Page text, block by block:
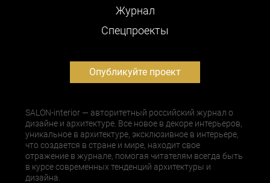
Журнал
Cпецпроекты
Опубликуйте проект
SALON-interior — авторитетный российский журнал о
дизайне и архитектуре. Все новое в декоре интерьеров,
уникальное в архитектуре, эксклюзивное в интерьере,
что создается в стране и мире, находит свое
отражение в журнале, помогая читателям всегда быть
в курсе современных тенденций архитектуры и
дизайна.